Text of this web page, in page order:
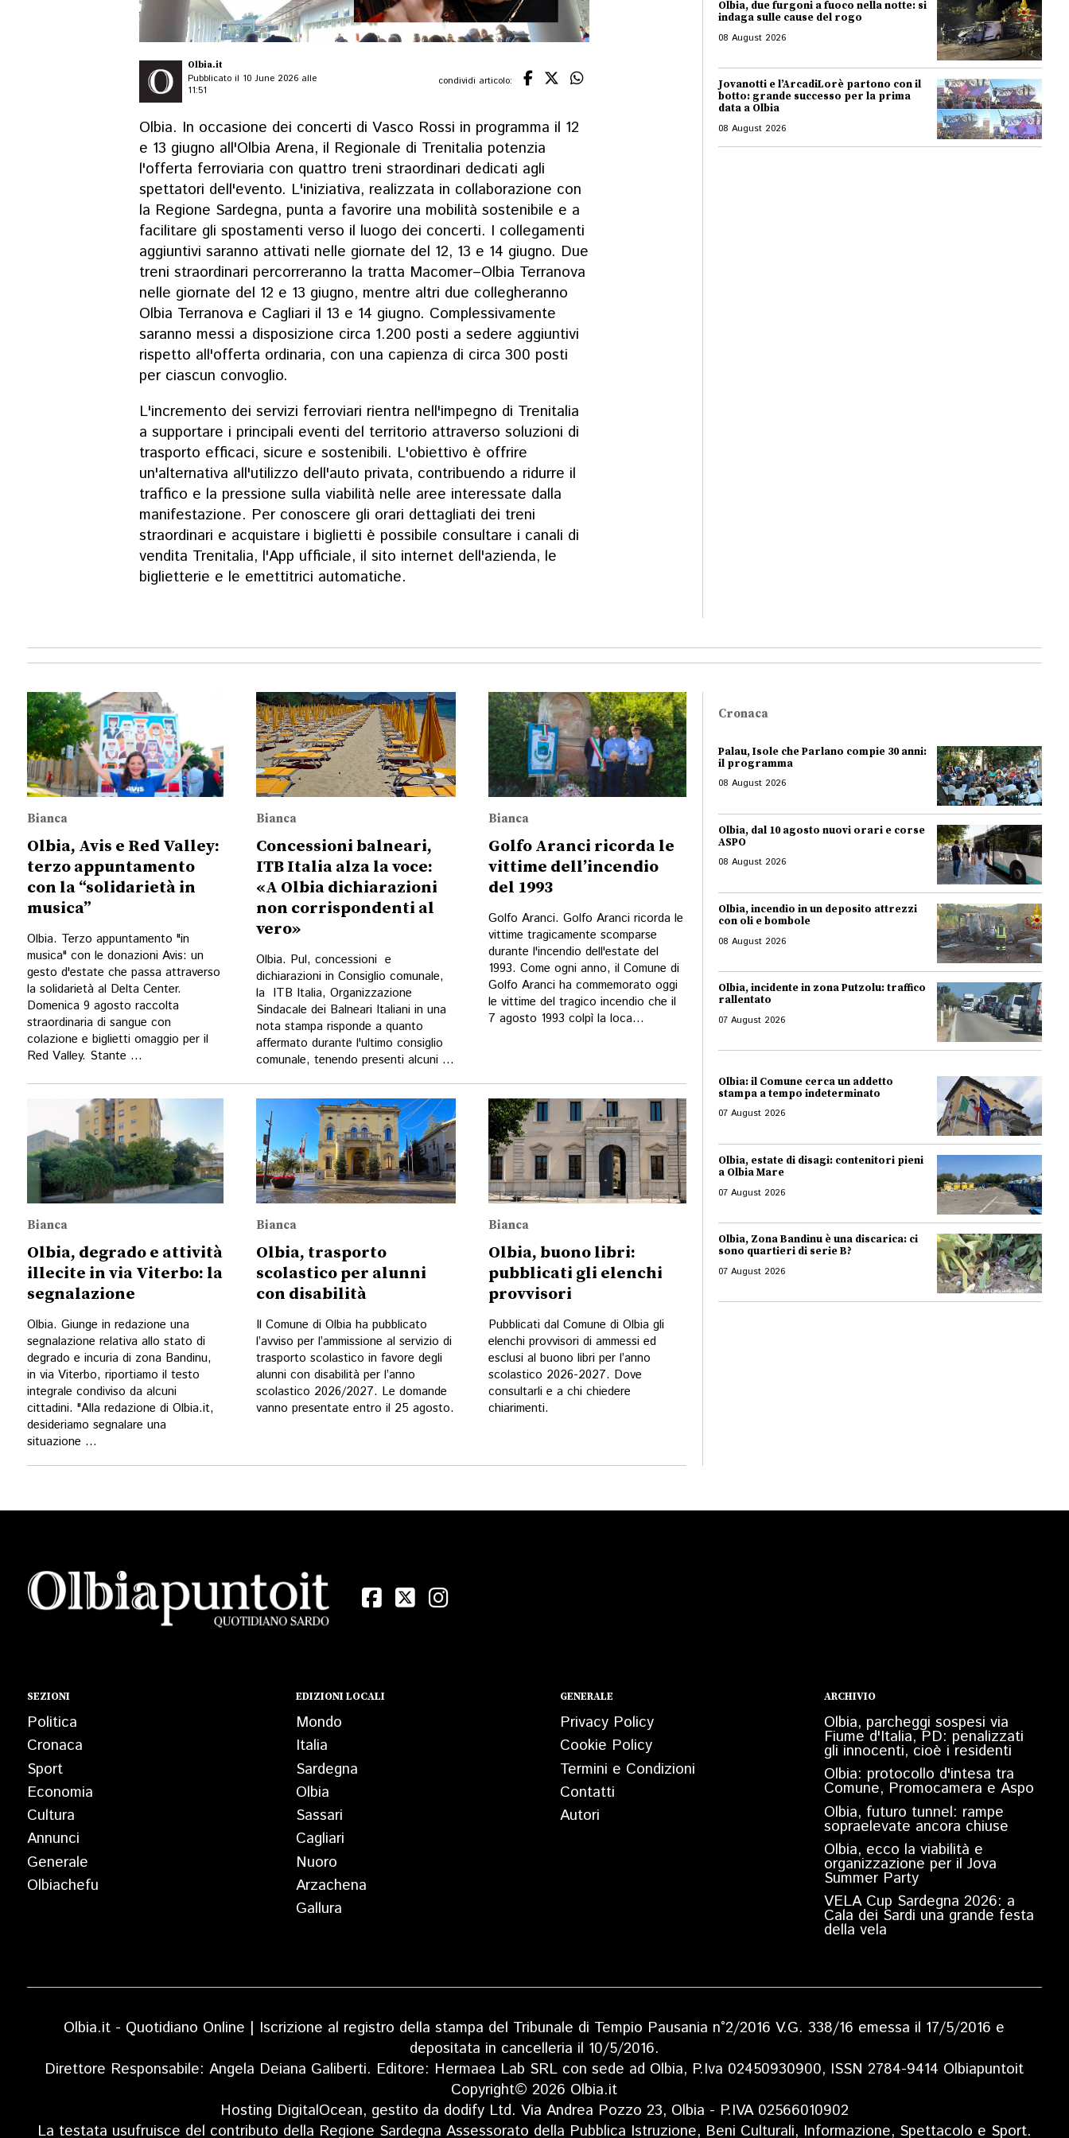
Olbia.it
Pubblicato il 10 June 2026 alle
11:51
condividi articolo:
Olbia. In occasione dei concerti di Vasco Rossi in programma il 12
e 13 giugno all'Olbia Arena, il Regionale di Trenitalia potenzia
l'offerta ferroviaria con quattro treni straordinari dedicati agli
spettatori dell'evento. L'iniziativa, realizzata in collaborazione con
la Regione Sardegna, punta a favorire una mobilità sostenibile e a
facilitare gli spostamenti verso il luogo dei concerti. I collegamenti
aggiuntivi saranno attivati nelle giornate del 12, 13 e 14 giugno. Due
treni straordinari percorreranno la tratta Macomer–Olbia Terranova
nelle giornate del 12 e 13 giugno, mentre altri due collegheranno
Olbia Terranova e Cagliari il 13 e 14 giugno. Complessivamente
saranno messi a disposizione circa 1.200 posti a sedere aggiuntivi
rispetto all'offerta ordinaria, con una capienza di circa 300 posti
per ciascun convoglio.
L'incremento dei servizi ferroviari rientra nell'impegno di Trenitalia
a supportare i principali eventi del territorio attraverso soluzioni di
trasporto efficaci, sicure e sostenibili. L'obiettivo è offrire
un'alternativa all'utilizzo dell'auto privata, contribuendo a ridurre il
traffico e la pressione sulla viabilità nelle aree interessate dalla
manifestazione. Per conoscere gli orari dettagliati dei treni
straordinari e acquistare i biglietti è possibile consultare i canali di
vendita Trenitalia, l'App ufficiale, il sito internet dell'azienda, le
biglietterie e le emettitrici automatiche.
Olbia, due furgoni a fuoco nella notte: si
indaga sulle cause del rogo
08 August 2026
Jovanotti e l’ArcadiLorè partono con il
botto: grande successo per la prima
data a Olbia
08 August 2026
Bianca
Olbia, Avis e Red Valley:
terzo appuntamento
con la “solidarietà in
musica”
Olbia. Terzo appuntamento "in
musica" con le donazioni Avis: un
gesto d'estate che passa attraverso
la solidarietà al Delta Center.
Domenica 9 agosto raccolta
straordinaria di sangue con
colazione e biglietti omaggio per il
Red Valley. Stante ...
Bianca
Concessioni balneari,
ITB Italia alza la voce:
«A Olbia dichiarazioni
non corrispondenti al
vero»
Olbia. Pul, concessioni e
dichiarazioni in Consiglio comunale,
la ITB Italia, Organizzazione
Sindacale dei Balneari Italiani in una
nota stampa risponde a quanto
affermato durante l'ultimo consiglio
comunale, tenendo presenti alcuni ...
Bianca
Golfo Aranci ricorda le
vittime dell’incendio
del 1993
Golfo Aranci. Golfo Aranci ricorda le
vittime tragicamente scomparse
durante l'incendio dell'estate del
1993. Come ogni anno, il Comune di
Golfo Aranci ha commemorato oggi
le vittime del tragico incendio che il
7 agosto 1993 colpì la loca...
Bianca
Olbia, degrado e attività
illecite in via Viterbo: la
segnalazione
Olbia. Giunge in redazione una
segnalazione relativa allo stato di
degrado e incuria di zona Bandinu,
in via Viterbo, riportiamo il testo
integrale condiviso da alcuni
cittadini. "Alla redazione di Olbia.it,
desideriamo segnalare una
situazione ...
Bianca
Olbia, trasporto
scolastico per alunni
con disabilità
Il Comune di Olbia ha pubblicato
l’avviso per l’ammissione al servizio di
trasporto scolastico in favore degli
alunni con disabilità per l’anno
scolastico 2026/2027. Le domande
vanno presentate entro il 25 agosto.
Bianca
Olbia, buono libri:
pubblicati gli elenchi
provvisori
Pubblicati dal Comune di Olbia gli
elenchi provvisori di ammessi ed
esclusi al buono libri per l’anno
scolastico 2026-2027. Dove
consultarli e a chi chiedere
chiarimenti.
Cronaca
Palau, Isole che Parlano compie 30 anni:
il programma
08 August 2026
Olbia, dal 10 agosto nuovi orari e corse
ASPO
08 August 2026
Olbia, incendio in un deposito attrezzi
con oli e bombole
08 August 2026
Olbia, incidente in zona Putzolu: traffico
rallentato
07 August 2026
Olbia: il Comune cerca un addetto
stampa a tempo indeterminato
07 August 2026
Olbia, estate di disagi: contenitori pieni
a Olbia Mare
07 August 2026
Olbia, Zona Bandinu è una discarica: ci
sono quartieri di serie B?
07 August 2026
SEZIONI
Politica
Cronaca
Sport
Economia
Cultura
Annunci
Generale
Olbiachefu
EDIZIONI LOCALI
Mondo
Italia
Sardegna
Olbia
Sassari
Cagliari
Nuoro
Arzachena
Gallura
GENERALE
Privacy Policy
Cookie Policy
Termini e Condizioni
Contatti
Autori
ARCHIVIO
Olbia, parcheggi sospesi via
Fiume d'Italia, PD: penalizzati
gli innocenti, cioè i residenti
Olbia: protocollo d'intesa tra
Comune, Promocamera e Aspo
Olbia, futuro tunnel: rampe
sopraelevate ancora chiuse
Olbia, ecco la viabilità e
organizzazione per il Jova
Summer Party
VELA Cup Sardegna 2026: a
Cala dei Sardi una grande festa
della vela
Olbia.it - Quotidiano Online | Iscrizione al registro della stampa del Tribunale di Tempio Pausania n°2/2016 V.G. 338/16 emessa il 17/5/2016 e
depositata in cancelleria il 10/5/2016.
Direttore Responsabile: Angela Deiana Galiberti. Editore: Hermaea Lab SRL con sede ad Olbia, P.Iva 02450930900, ISSN 2784-9414 Olbiapuntoit
Copyright© 2026 Olbia.it
Hosting DigitalOcean, gestito da dodify Ltd. Via Andrea Pozzo 23, Olbia - P.IVA 02566010902
La testata usufruisce del contributo della Regione Sardegna Assessorato della Pubblica Istruzione, Beni Culturali, Informazione, Spettacolo e Sport.